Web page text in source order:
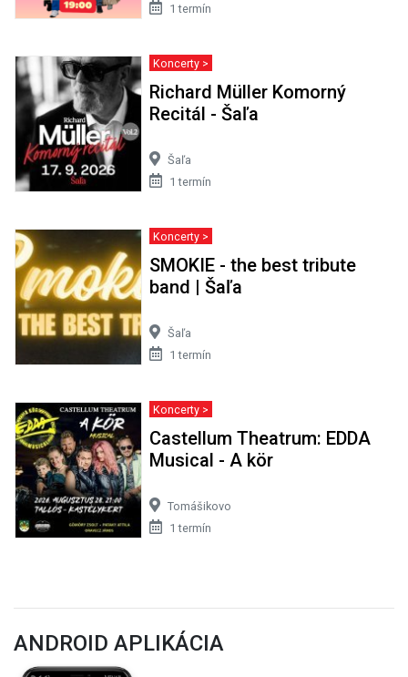
1 termín
Koncerty >
Richard Müller Komorný
Recitál - Šaľa
Šaľa
1 termín
Koncerty >
SMOKIE - the best tribute
band | Šaľa
Šaľa
1 termín
Koncerty >
Castellum Theatrum: EDDA
Musical - A kör
Tomášikovo
1 termín
ANDROID APLIKÁCIA